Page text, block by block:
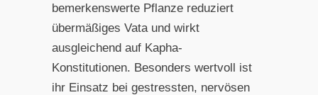
bemerkenswerte Pflanze reduziert
übermäßiges Vata und wirkt
ausgleichend auf Kapha-
Konstitutionen. Besonders wertvoll ist
ihr Einsatz bei gestressten, nervösen